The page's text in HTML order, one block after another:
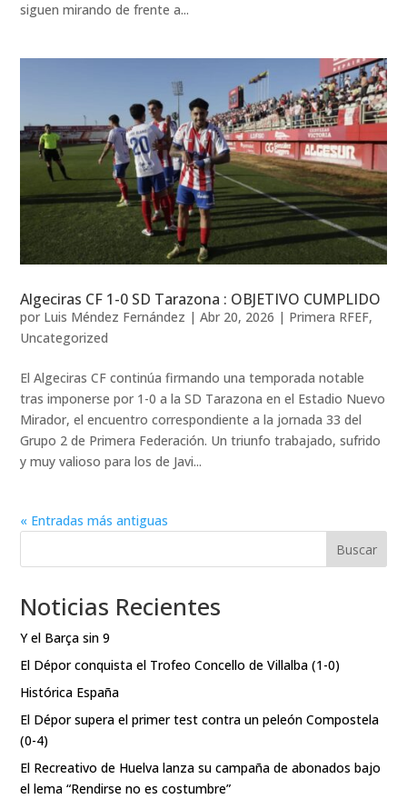
siguen mirando de frente a...
Algeciras CF 1-0 SD Tarazona : OBJETIVO CUMPLIDO
por Luis Méndez Fernández |Abr 20, 2026 | Primera RFEF,
Uncategorized
El Algeciras CF continúa firmando una temporada notable
tras imponerse por 1-0 a la SD Tarazona en el Estadio Nuevo
Mirador, el encuentro correspondiente a la jornada 33 del
Grupo 2 de Primera Federación. Un triunfo trabajado, sufrido
y muy valioso para los de Javi...
« Entradas más antiguas
Buscar
Noticias Recientes
Y el Barça sin 9
El Dépor conquista el Trofeo Concello de Villalba (1-0)
Histórica España
El Dépor supera el primer test contra un peleón Compostela
(0-4)
El Recreativo de Huelva lanza su campaña de abonados bajo
el lema “Rendirse no es costumbre”